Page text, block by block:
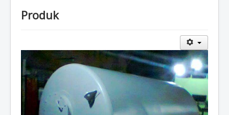
Produk